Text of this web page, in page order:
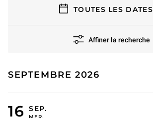
TOUTES LES DATES
Affiner la recherche
SEPTEMBRE 2026